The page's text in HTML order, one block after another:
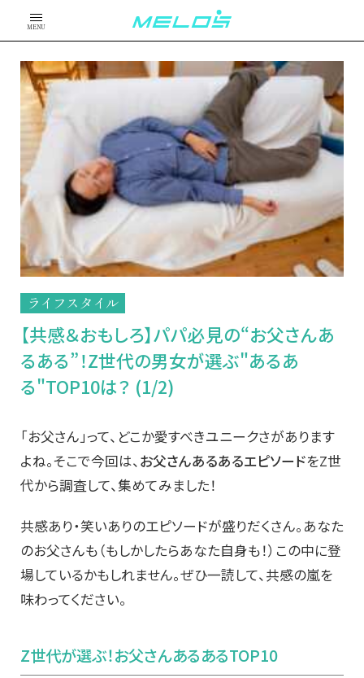
MENU
ライフスタイル
【共感＆おもしろ】パパ必見の“お父さんあ
るある”！Z世代の男女が選ぶ"あるあ
る"TOP10は？ (1/2)
「お父さん」って、どこか愛すべきユニークさがあります
よね。そこで今回は、お父さんあるあるエピソードをZ世
代から調査して、集めてみました！
共感あり・笑いありのエピソードが盛りだくさん。あなた
のお父さんも（もしかしたらあなた自身も！）この中に登
場しているかもしれません。ぜひ一読して、共感の嵐を
味わってください。
Z世代が選ぶ！お父さんあるあるTOP10